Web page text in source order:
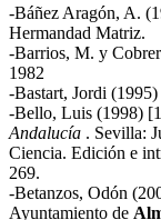
-Báñez Aragón, A.
Hermandad Matriz.
-Barrios, M. y
1982
-Bastart, Jordi (1995)
-Bello, Luis (1998)
Andalucía . Sevilla:
Ciencia. Edición e
269.
-Betanzos, Odón
Ayuntamiento de